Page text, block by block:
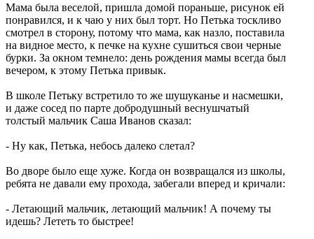
Мама была веселой, пришла домой пораньше, рисунок ей
понравился, и к чаю у них был торт. Но Петька тоскливо
смотрел в сторону, потому что мама, как назло, поставила
на видное место, к печке на кухне сушиться свои черные
бурки. За окном темнело: день рождения мамы всегда был
вечером, к этому Петька привык.
В школе Петьку встретило то же шушуканье и насмешки,
и даже сосед по парте добродушный веснушчатый
толстый мальчик Саша Иванов сказал:
- Ну как, Петька, небось далеко слетал?
Во дворе было еще хуже. Когда он возвращался из школы,
ребята не давали ему прохода, забегали вперед и кричали:
- Летающий мальчик, летающий мальчик! А почему ты
идешь? Лететь то быстрее!